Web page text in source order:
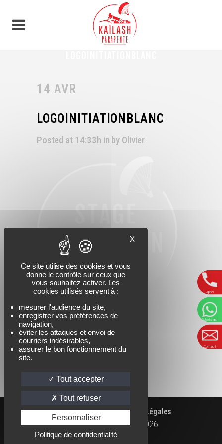
14 AVR
LOGOINITIATIONBLANC
Posted at 14:33h in by Olivier
Accueil|Contact|Mentions Légales
Kaïlash Parapente Ⓒ 2026
WHATSAPP
FACEBOOK
INSTAGRAM
Appel
Whatsapp
Contact
Panneau de gestion des cookies
X
Ce site utilise des cookies et vous
donne le contrôle sur ceux que
vous souhaitez activer. Les
cookies utilisés servent à :
mesurer l'audience du site,
enregistrer vos préférences de
navigation,
éviter les attaques et envoi de
courriers indésirables,
assurer le bon fonctionnement du
site.
Tout accepter
Tout refuser
Personnaliser
Politique de confidentialité